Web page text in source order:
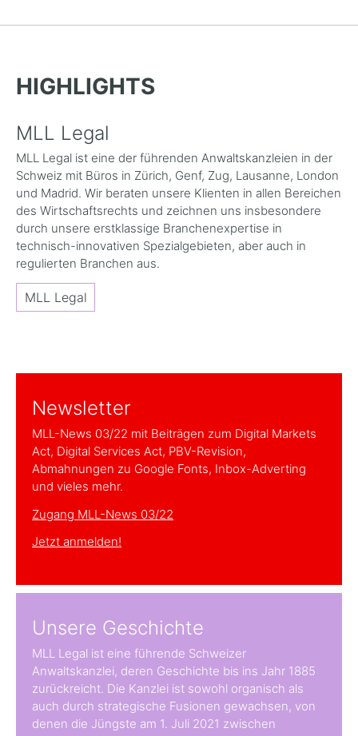
HIGHLIGHTS
MLL Legal
MLL Legal ist eine der führenden Anwaltskanzleien in der
Schweiz mit Büros in Zürich, Genf, Zug, Lausanne, London
und Madrid. Wir beraten unsere Klienten in allen Bereichen
des Wirtschaftsrechts und zeichnen uns insbesondere
durch unsere erstklassige Branchenexpertise in
technisch-innovativen Spezialgebieten, aber auch in
regulierten Branchen aus.
MLL Legal
Newsletter
MLL-News 03/22 mit Beiträgen zum Digital Markets
Act, Digital Services Act, PBV-Revision,
Abmahnungen zu Google Fonts, Inbox-Adverting
und vieles mehr.
Zugang MLL-News 03/22
Jetzt anmelden!
Unsere Geschichte
MLL Legal ist eine führende Schweizer
Anwaltskanzlei, deren Geschichte bis ins Jahr 1885
zurückreicht. Die Kanzlei ist sowohl organisch als
auch durch strategische Fusionen gewachsen, von
denen die Jüngste am 1. Juli 2021 zwischen